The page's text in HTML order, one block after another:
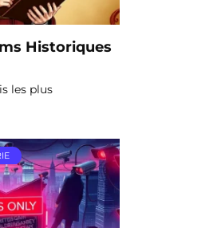
Historiques
les plus